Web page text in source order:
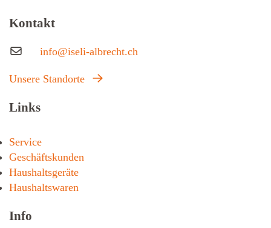
Kontakt
info@iseli-albrecht.ch
Unsere Standorte
Links
Service
Geschäftskunden
Haushaltsgeräte
Haushaltswaren
Info